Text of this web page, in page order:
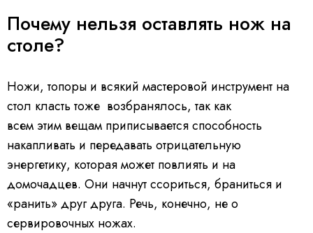
Почему нельзя оставлять нож на
столе?
Ножи, топоры и всякий мастеровой инструмент на
стол класть тоже возбранялось, так как
всем этим вещам приписывается способность
накапливать и передавать отрицательную
энергетику, которая может повлиять и на
домочадцев. Они начнут ссориться, браниться и
«ранить» друг друга. Речь, конечно, не о
сервировочных ножах.